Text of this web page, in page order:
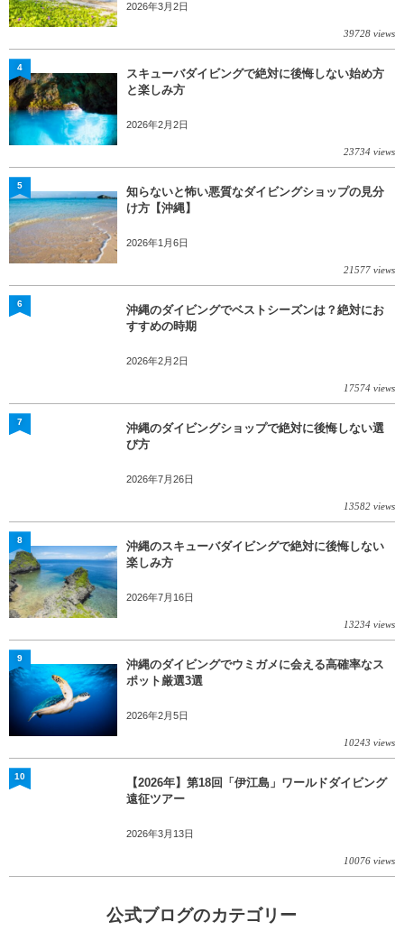
2026年3月2日
39728 views
スキューバダイビングで絶対に後悔しない始め方
と楽しみ方
2026年2月2日
23734 views
4
知らないと怖い悪質なダイビングショップの見分
け方【沖縄】
2026年1月6日
21577 views
5
沖縄のダイビングでベストシーズンは？絶対にお
すすめの時期
2026年2月2日
17574 views
6
沖縄のダイビングショップで絶対に後悔しない選
び方
2026年7月26日
13582 views
7
沖縄のスキューバダイビングで絶対に後悔しない
楽しみ方
2026年7月16日
13234 views
8
沖縄のダイビングでウミガメに会える高確率なス
ポット厳選3選
2026年2月5日
10243 views
9
【2026年】第18回「伊江島」ワールドダイビング
遠征ツアー
2026年3月13日
10076 views
10
公式ブログのカテゴリー